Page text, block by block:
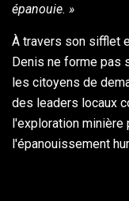
épanouie. »
À travers son sifflet
Denis ne forme pas
les citoyens de
des leaders locaux
l'exploration minière
l'épanouissement